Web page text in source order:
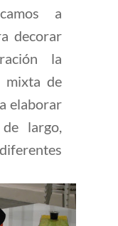
a
decorar
la
mixta de
elaborar
largo,